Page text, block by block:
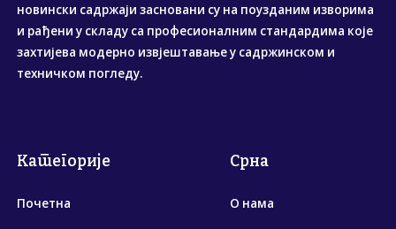
новински садржаји засновани су на поузданим изворима
и рађени у складу са професионалним стандардима које
захтијева модерно извјештавање у садржинском и
техничком погледу.
Категорије
Почетна
Срна
О нама